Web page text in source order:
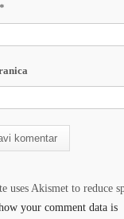
*
uses Akismet to reduce
your comment data is